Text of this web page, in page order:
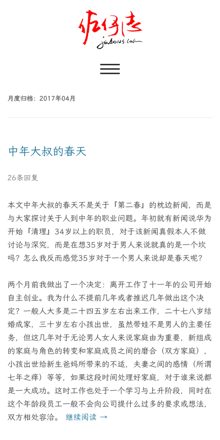
月度归档： 2017年04月
中年大叔的春天
26条回复
本文中年大叔的春天不是关于『第二春』的枕边新闻，而是
与大家探讨关于人到中年的职业问题。年初就有新闻说华为
开始『清理』34岁以上的职员，对于该新闻真假本人不做
讨论与深究，而是在想35岁对于男人来说就真的是一个坎
吗？怎么我反而感觉35岁对于一个男人来说却是春天呢？
两个月前我做出了一个决定：离开工作了十一年的公司开始
自主创业。我为什么不提前几年或者推迟几年做出这个决
定？一般人大多是二十四五岁左右出来工作，二十七八岁结
婚成家，三十岁左右小孩出世，虽然带娃不是男人的主要任
务，但这几年对于无论男人女人来说家庭由为重要，新组成
的家庭与角色的转变和家庭成员之间的磨合（双方家庭），
小孩出世给新生爸妈所带来的不适，夫妻之间的感情（所谓
七年之痒）等等，如果这段时间处理好家庭，对于谁来说都
是一大成功。这时工作也处于一个学习与上升阶段，同时在
这个年龄段员工一般不会向公司提什么过多的要求或想法，
双方相处容洽。 继续阅读 →